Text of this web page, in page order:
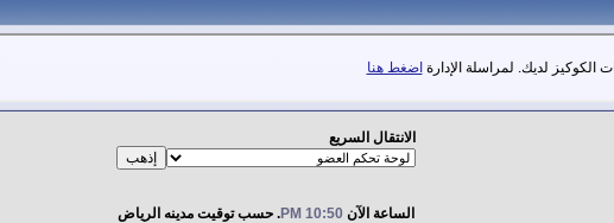
لديك. لمراسلة الإدارة اضغط هنا
الانتقال السريع
الساعة الآن 10:50 PM . حسب توقيت مدينه الرياض